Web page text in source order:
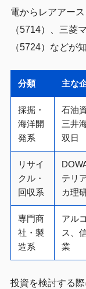
電からレアアー
（5714）、三菱
（5724）などが
分類 主な
採掘・
海洋開
発系
石油
三井
双日
リサイ
クル・
回収系
テリ
カ理
専門商
社・製
造系
アル
ス、
業
投資を検討する